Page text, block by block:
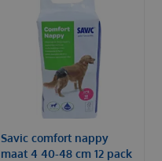
Savic comfort nappy
maat 4 40-48 cm 12 pack